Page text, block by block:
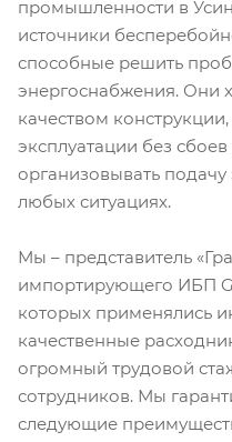
промышленности в
источники
способные решить
энергоснабжения. Они
качеством
эксплуатации без
организовывать
любых ситуациях.
Мы – представитель
импортирующего ИБП
которых применялись
качественные
огромный трудовой
сотрудников. Мы
следующие